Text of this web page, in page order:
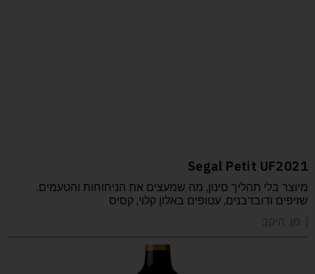
Segal Petit UF2021
מיוצר בלי תהליך סינון, מה שמעצים את הניחוחות והטעמים.
שזיפים ודובדבנים, עטופים באלון קלוי, קסיס
| מן היקב